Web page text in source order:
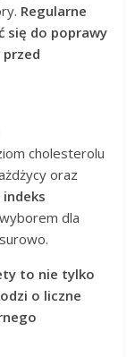
Regularne
się do poprawy
cholesterolu
oraz
indeks
dla
to nie tylko
o liczne